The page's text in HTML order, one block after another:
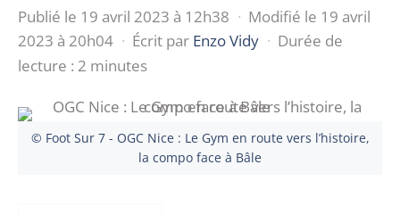
Publié le 19 avril 2023 à 12h38 · Modifié le 19 avril
2023 à 20h04 · Écrit par Enzo Vidy · Durée de
lecture : 2 minutes
© Foot Sur 7 - OGC Nice : Le Gym en route vers l’histoire,
la compo face à Bâle